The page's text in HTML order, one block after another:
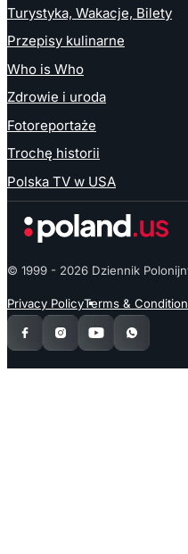
Turystyka, Wakacje, Bilety
Przepisy kulinarne
Who is Who
Zdrowie i uroda
Fotoreportaże
Trochę historii
Polska TV w USA
© 1999 - 2026 Dziennik
Privacy PolicyTerms &